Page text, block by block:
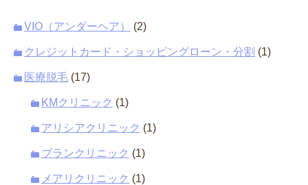
VIO（アンダーヘア） (2)
クレジットカード・ショッピングローン・分割 (1)
医療脱毛 (17)
KMクリニック (1)
アリシアクリニック (1)
ブランクリニック (1)
メアリクリニック (1)